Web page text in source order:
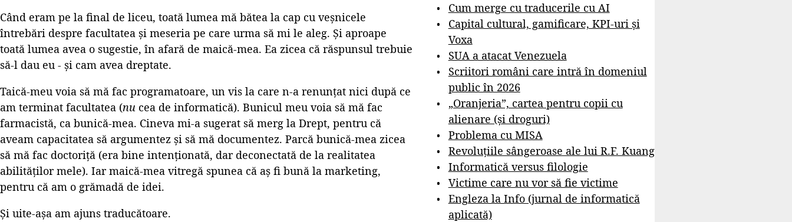
Când eram pe la final de liceu, toată lumea mă bătea la cap cu veșnicele
întrebări despre facultatea și meseria pe care urma să mi le aleg. Și aproape
toată lumea avea o sugestie, în afară de maică-mea. Ea zicea că răspunsul trebuie
să-l dau eu - și cam avea dreptate.
Taică-meu voia să mă fac programatoare, un vis la care n-a renunțat nici după ce
am terminat facultatea (nu cea de informatică). Bunicul meu voia să mă fac
farmacistă, ca bunică-mea. Cineva mi-a sugerat să merg la Drept, pentru că
aveam capacitatea să argumentez și să mă documentez. Parcă bunică-mea zicea
să mă fac doctoriță (era bine intenționată, dar deconectată de la realitatea
abilităților mele). Iar maică-mea vitregă spunea că aș fi bună la marketing,
pentru că am o grămadă de idei.
Și uite-așa am ajuns traducătoare.
Cum merge cu traducerile cu AI
Capital cultural, gamificare, KPI-uri și
Voxa
SUA a atacat Venezuela
Scriitori români care intră în domeniul
public în 2026
„Oranjeria”, cartea pentru copii cu
alienare (și droguri)
Problema cu MISA
Revoluțiile sângeroase ale lui R.F. Kuang
Informatică versus filologie
Victime care nu vor să fie victime
Engleza la Info (jurnal de informatică
aplicată)